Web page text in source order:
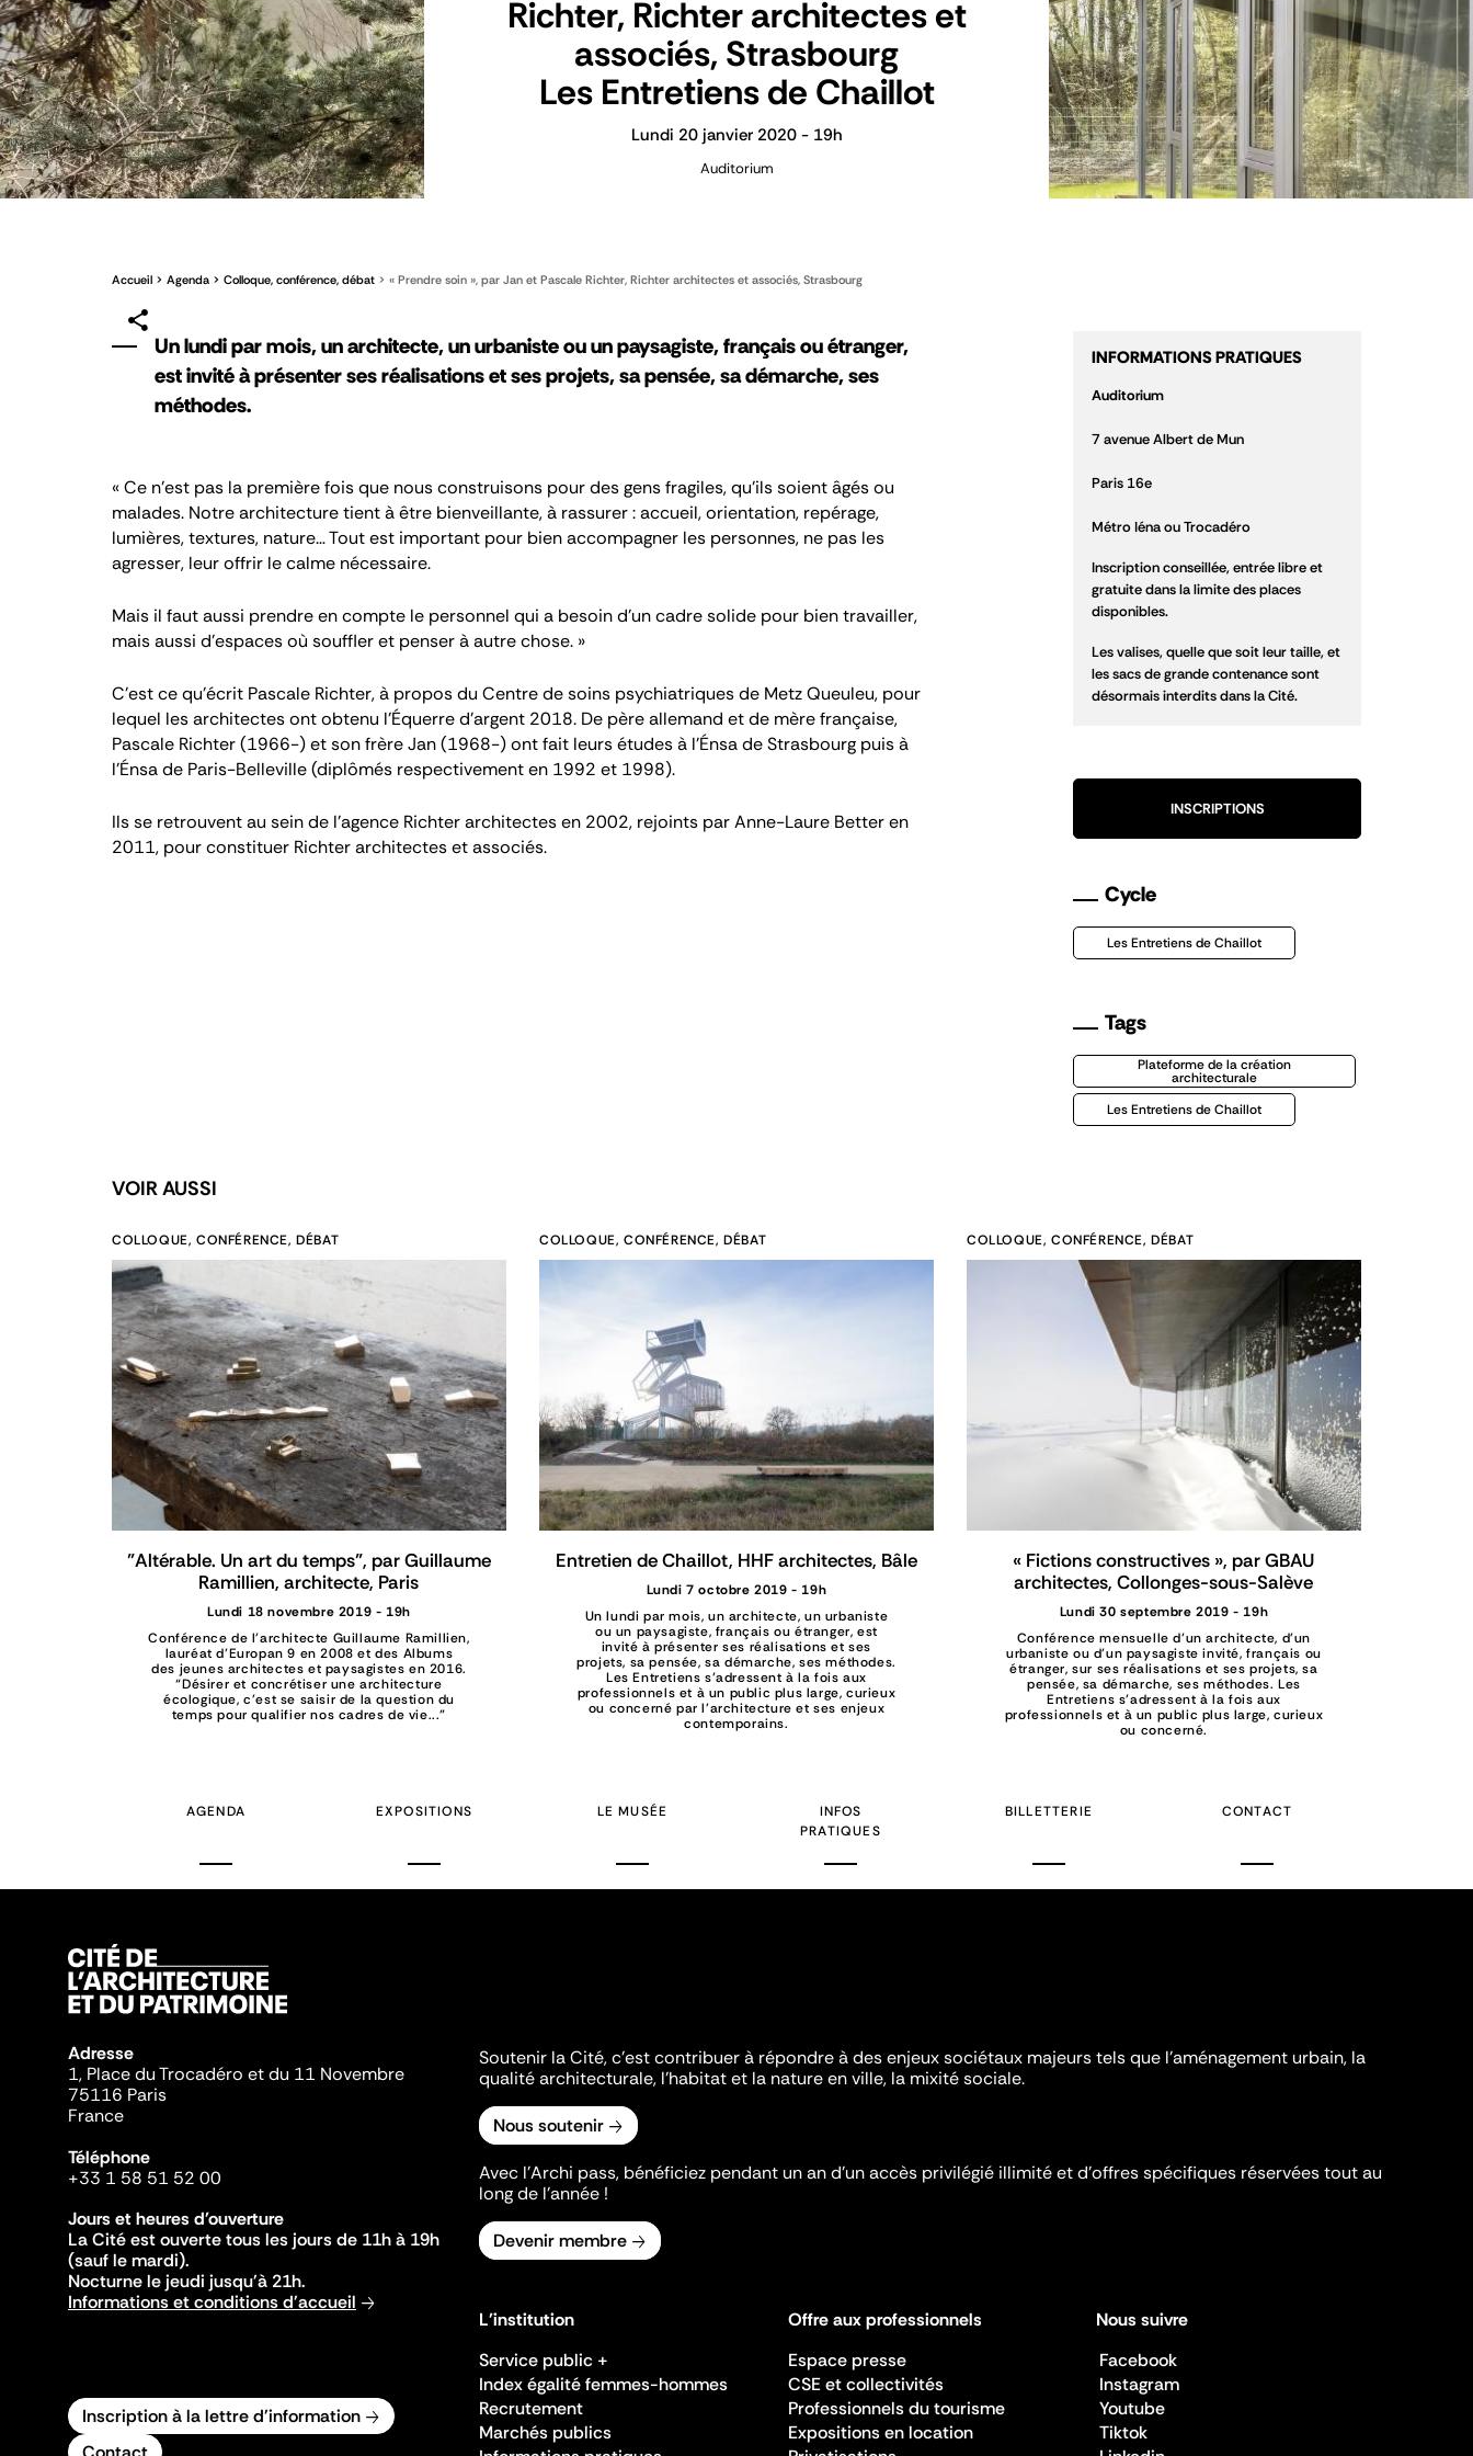
Richter, Richter architectes et
associés, Strasbourg
Les Entretiens de Chaillot
Lundi 20 janvier 2020 - 19h
Auditorium
Accueil Agenda Colloque, conférence, débat « Prendre soin », par Jan et Pascale Richter, Richter architectes et associés, Strasbourg
Un lundi par mois, un architecte, un urbaniste ou un paysagiste, français ou étranger,
est invité à présenter ses réalisations et ses projets, sa pensée, sa démarche, ses
méthodes.
« Ce n’est pas la première fois que nous construisons pour des gens fragiles, qu’ils soient âgés ou
malades. Notre architecture tient à être bienveillante, à rassurer : accueil, orientation, repérage,
lumières, textures, nature… Tout est important pour bien accompagner les personnes, ne pas les
agresser, leur offrir le calme nécessaire.
Mais il faut aussi prendre en compte le personnel qui a besoin d’un cadre solide pour bien travailler,
mais aussi d’espaces où souffler et penser à autre chose. »
C'est ce qu'écrit Pascale Richter, à propos du Centre de soins psychiatriques de Metz Queuleu, pour
lequel les architectes ont obtenu l’Équerre d’argent 2018. De père allemand et de mère française,
Pascale Richter (1966-) et son frère Jan (1968-) ont fait leurs études à l’Énsa de Strasbourg puis à
l’Énsa de Paris-Belleville (diplômés respectivement en 1992 et 1998).
Ils se retrouvent au sein de l’agence Richter architectes en 2002, rejoints par Anne-Laure Better en
2011, pour constituer Richter architectes et associés.
INFORMATIONS PRATIQUES
Auditorium
7 avenue Albert de Mun
Paris 16e
Métro Iéna ou Trocadéro
Inscription conseillée, entrée libre et
gratuite dans la limite des places
disponibles.
Les valises, quelle que soit leur taille, et
les sacs de grande contenance sont
désormais interdits dans la Cité.
INSCRIPTIONS
Cycle
Les Entretiens de Chaillot
Tags
Plateforme de la création
architecturale
Les Entretiens de Chaillot
VOIR AUSSI
COLLOQUE, CONFÉRENCE, DÉBAT
"Altérable. Un art du temps", par Guillaume
Ramillien, architecte, Paris
Lundi 18 novembre 2019 - 19h
Conférence de l'architecte Guillaume Ramillien,
lauréat d’Europan 9 en 2008 et des Albums
des jeunes architectes et paysagistes en 2016.
“Désirer et concrétiser une architecture
écologique, c’est se saisir de la question du
temps pour qualifier nos cadres de vie...”
COLLOQUE, CONFÉRENCE, DÉBAT
Entretien de Chaillot, HHF architectes, Bâle
Lundi 7 octobre 2019 - 19h
Un lundi par mois, un architecte, un urbaniste
ou un paysagiste, français ou étranger, est
invité à présenter ses réalisations et ses
projets, sa pensée, sa démarche, ses méthodes.
Les Entretiens s’adressent à la fois aux
professionnels et à un public plus large, curieux
ou concerné par l'architecture et ses enjeux
contemporains.
COLLOQUE, CONFÉRENCE, DÉBAT
« Fictions constructives », par GBAU
architectes, Collonges-sous-Salève
Lundi 30 septembre 2019 - 19h
Conférence mensuelle d’un architecte, d’un
urbaniste ou d’un paysagiste invité, français ou
étranger, sur ses réalisations et ses projets, sa
pensée, sa démarche, ses méthodes. Les
Entretiens s’adressent à la fois aux
professionnels et à un public plus large, curieux
ou concerné.
AGENDA EXPOSITIONS LE MUSÉE
INFOS
PRATIQUES
BILLETTERIE CONTACT
Adresse
1, Place du Trocadéro et du 11 Novembre
75116 Paris
France
Téléphone
+33 1 58 51 52 00
Jours et heures d'ouverture
La Cité est ouverte tous les jours de 11h à 19h
(sauf le mardi).
Nocturne le jeudi jusqu'à 21h.
Informations et conditions d'accueil
Inscription à la lettre d'information
Soutenir la Cité, c'est contribuer à répondre à des enjeux sociétaux majeurs tels que l'aménagement urbain, la
qualité architecturale, l'habitat et la nature en ville, la mixité sociale.
Nous soutenir
Avec l’Archi pass, bénéficiez pendant un an d’un accès privilégié illimité et d’offres spécifiques réservées tout au
long de l’année !
Devenir membre
L'institution
Service public +
Index égalité femmes-hommes
Recrutement
Marchés publics
Offre aux professionnels
Espace presse
CSE et collectivités
Professionnels du tourisme
Expositions en location
Nous suivre
Facebook
Instagram
Youtube
Tiktok